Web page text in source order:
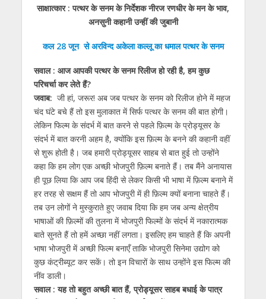
at
s
A
p
p
e
b
o
o
k
itt
er
e
gr
a
m
ss
e
n
g
er
k
e
dI
n
ai
l
ar
e
साक्षात्कार : पत्थर के सनम के निर्देशक नीरज रणधीर के मन के भाव,
अनसुनी कहानी उन्हीं की जुबानी
कल 28 जून से अरविन्द अकेला कल्लू का धमाल पत्थर के सनम
सवाल : आज आपकी पत्थर के सनम रिलीज हो रही है, हम कुछ
परिचर्चा कर लेते हैं?
जवाब: जी हां, जरूर! अब जब पत्थर के सनम को रिलीज होने में महज
चंद घंटे बचे हैं तो इस मुलाकात में सिर्फ पत्थर के सनम की बात होगी।
लेकिन फिल्म के संदर्भ में बात करने से पहले फ़िल्म के प्रोड्यूसर के
संदर्भ में बात करनी अहम है, क्योंकि इस फ़िल्म के बनने की कहानी वहीं
से शुरू होती है। जब हमारी प्रोड्यूसर साहब से बात हुई तो उन्होंने
कहा कि हम लोग एक अच्छी भोजपुरी फ़िल्म बनाते हैं। तब मैंने अनायास
ही पूछ लिया कि आप जब हिंदी से लेकर किसी भी भाषा में फ़िल्म बनाने में
हर तरह से सक्षम हैं तो आप भोजपुरी में ही फ़िल्म क्यों बनाना चाहते हैं।
तब उन लोगों ने मुस्कुराते हुए जवाब दिया कि हम जब अन्य क्षेत्रीय
भाषाओं की फ़िल्मों की तुलना में भोजपुरी फिल्मों के संदर्भ में नकारात्मक
बाते सुनते हैं तो हमें अच्छा नहीं लगता। इसलिए हम चाहते हैं कि अपनी
भाषा भोजपुरी में अच्छी फिल्म बनाएँ ताकि भोजपुरी सिनेमा उद्योग को
कुछ कंट्रीब्यूट कर सकें। तो इन विचारों के साथ उन्होंने इस फिल्म की
नींव डाली।
सवाल : यह तो बहुत अच्छी बात हैं, प्रोड्यूसर साहब बधाई के पात्र